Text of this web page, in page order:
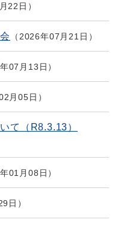
22日
2026年07月21日
07月13日
月05日
て（R8.3.13）
01月08日
日